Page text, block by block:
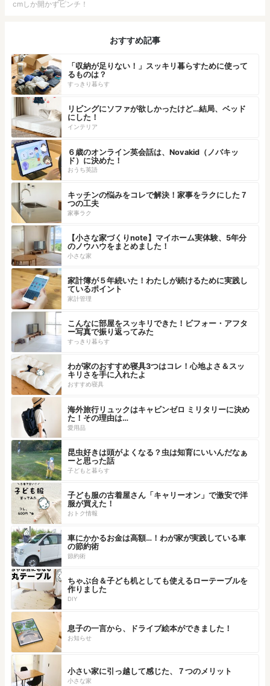
cmしか開かずピンチ！
おすすめ記事
「収納が足りない！」スッキリ暮らすために使って
るものは？
すっきり暮らす
リビングにソファが欲しかったけど…結局、ベッド
にした！
インテリア
６歳のオンライン英会話は、Novakid（ノバキッ
ド）に決めた！
おうち英語
キッチンの悩みをコレで解決！家事をラクにした７
つの工夫
家事ラク
【小さな家づくりnote】マイホーム実体験、5年分
のノウハウをまとめました！
小さな家
家計簿が５年続いた！わたしが続けるために実践し
ているポイント
家計管理
こんなに部屋をスッキリできた！ビフォー・アフタ
ー写真で振り返ってみた
すっきり暮らす
わが家のおすすめ寝具3つはコレ！心地よさ＆スッ
キリさを手に入れたよ
おすすめ寝具
海外旅行リュックはキャビンゼロ ミリタリーに決め
た！その理由は…
愛用品
昆虫好きは頭がよくなる？虫は知育にいいんだなぁ
ーと思った話
子どもと暮らす
子ども服の古着屋さん「キャリーオン」で激安で洋
服が買えた！
おトク情報
車にかかるお金は高額…！わが家が実践している車
の節約術
節約術
ちゃぶ台＆子ども机としても使えるローテーブルを
作りました
DIY
息子の一言から、ドライブ絵本ができました！
お知らせ
小さい家に引っ越して感じた、７つのメリット
小さな家